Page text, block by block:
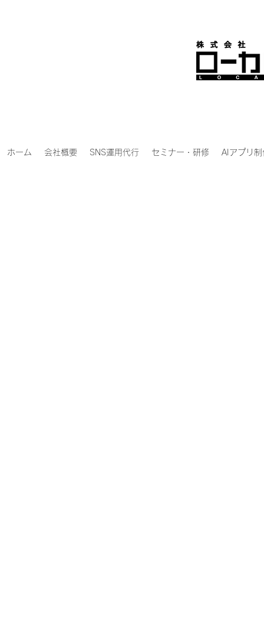
ホーム 会社概要 SNS運用代行 セミナー・研修 AIアプリ制